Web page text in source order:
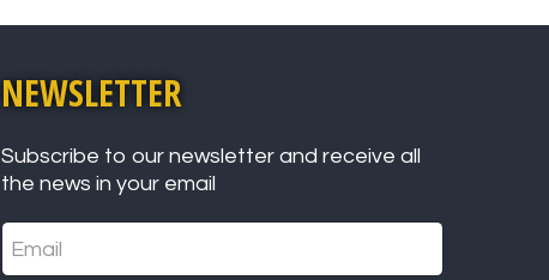
NEWSLETTER
Subscribe to our newsletter and receive all
the news in your email